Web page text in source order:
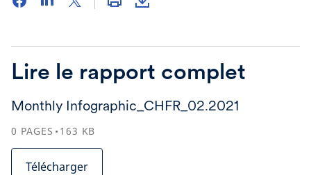
Lire le rapport complet
Monthly Infographic_CHFR_02.2021
0 PAGES 163 KB
Télécharger